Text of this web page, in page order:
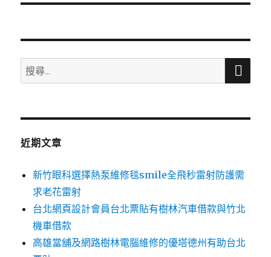
文
搜
尋
鍵
搜
近期文章
新竹眼科選擇熱泵維修毯smile全飛秒雷射防護需
求老花雷射
台北網頁設計會員台北票貼有樹林汽車借款與竹北
機車借款
高雄當舖及網路樹林電腦維修的優塔德州有助台北